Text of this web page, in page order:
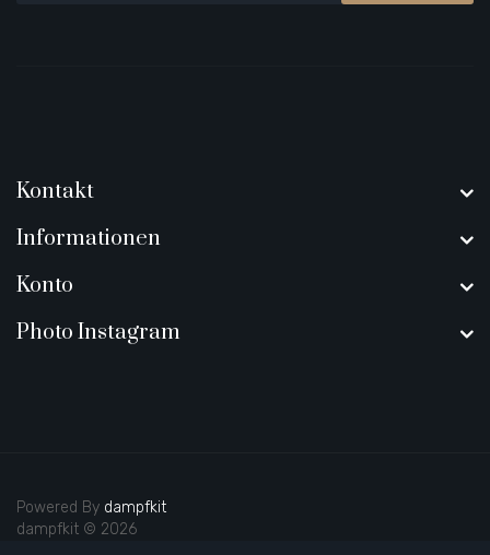
Kontakt
Informationen
Konto
Photo Instagram
Powered By dampfkit
dampfkit © 2026